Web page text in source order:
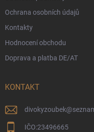
Ochrana osobních údajů
Kontakty
Hodnocení obchodu
Doprava a platba DE/AT
KONTAKT
divokyzoubek@
IČO:23496665